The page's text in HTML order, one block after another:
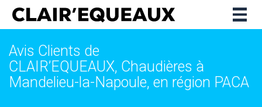
Avis Clients de
CLAIR’EQUEAUX, Chaudières à
Mandelieu-la-Napoule, en région PACA